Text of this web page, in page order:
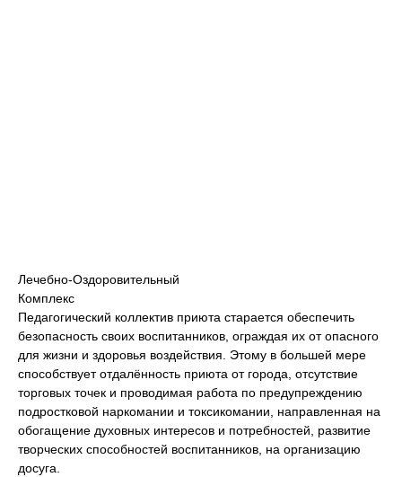
Лечебно-Оздоровительный
Комплекс
Педагогический коллектив приюта старается обеспечить
безопасность своих воспитанников, ограждая их от опасного
для жизни и здоровья воздействия. Этому в большей мере
способствует отдалённость приюта от города, отсутствие
торговых точек и проводимая работа по предупреждению
подростковой наркомании и токсикомании, направленная на
обогащение духовных интересов и потребностей, развитие
творческих способностей воспитанников, на организацию
досуга.